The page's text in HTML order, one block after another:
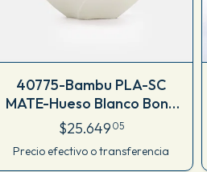
40775-Bambu PLA-SC
MATE-Hueso Blanco Bone
White
$25.649 05
Precio efectivo o transferencia